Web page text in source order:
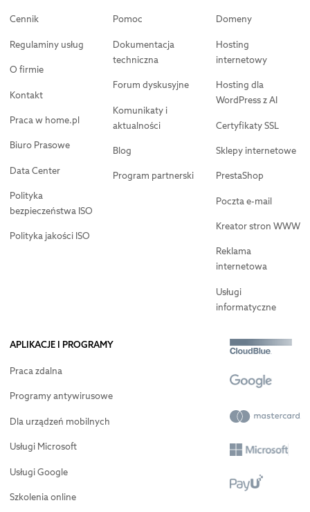
Cennik
Regulaminy usług
O firmie
Kontakt
Praca w home.pl
Biuro Prasowe
Data Center
Polityka
bezpieczeństwa ISO
Polityka jakości ISO
Pomoc
Dokumentacja
techniczna
Forum dyskusyjne
Komunikaty i
aktualności
Blog
Program partnerski
Domeny
Hosting
internetowy
Hosting dla
WordPress z AI
Certyfikaty SSL
Sklepy internetowe
PrestaShop
Poczta e-mail
Kreator stron WWW
Reklama
internetowa
Usługi
informatyczne
APLIKACJE I PROGRAMY
Praca zdalna
Programy antywirusowe
Dla urządzeń mobilnych
Usługi Microsoft
Usługi Google
Szkolenia online